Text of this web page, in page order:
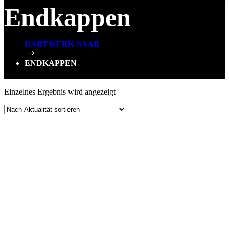
Endkappen
DARTWERK-SAAR
$
ENDKAPPEN
Einzelnes Ergebnis wird angezeigt